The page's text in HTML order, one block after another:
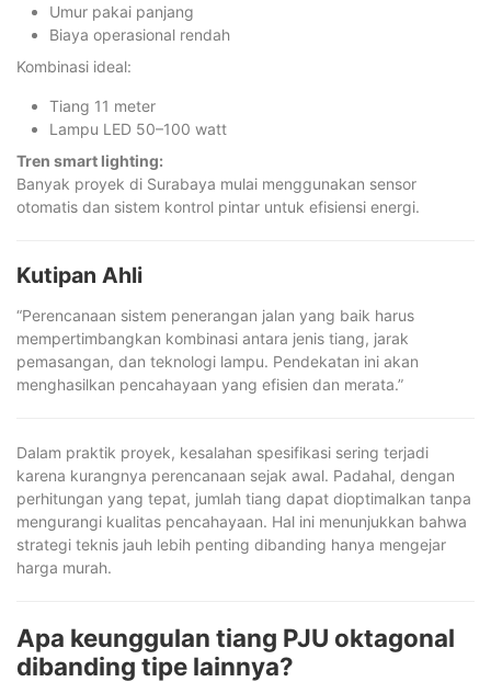
Umur pakai panjang
Biaya operasional rendah
Kombinasi ideal:
Tiang 11 meter
Lampu LED 50–100 watt
Tren smart lighting:
Banyak proyek di Surabaya mulai menggunakan sensor
otomatis dan sistem kontrol pintar untuk efisiensi energi.
Kutipan Ahli
“Perencanaan sistem penerangan jalan yang baik harus
mempertimbangkan kombinasi antara jenis tiang, jarak
pemasangan, dan teknologi lampu. Pendekatan ini akan
menghasilkan pencahayaan yang efisien dan merata.”
Dalam praktik proyek, kesalahan spesifikasi sering terjadi
karena kurangnya perencanaan sejak awal. Padahal, dengan
perhitungan yang tepat, jumlah tiang dapat dioptimalkan tanpa
mengurangi kualitas pencahayaan. Hal ini menunjukkan bahwa
strategi teknis jauh lebih penting dibanding hanya mengejar
harga murah.
Apa keunggulan tiang PJU oktagonal
dibanding tipe lainnya?